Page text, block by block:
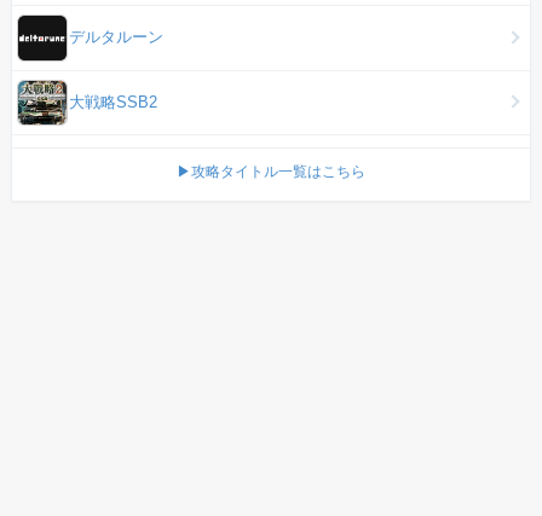
デルタルーン
大戦略SSB2
▶攻略タイトル一覧はこちら